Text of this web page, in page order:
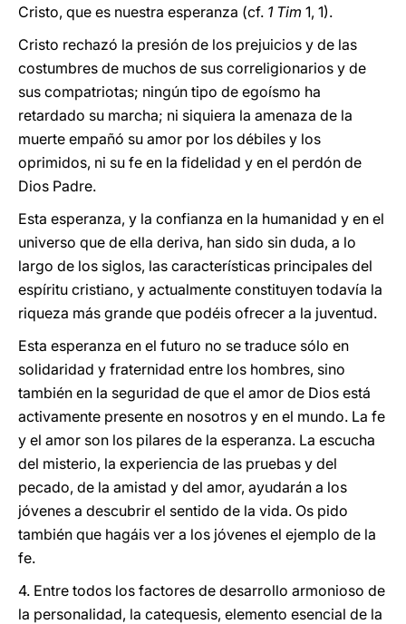
Cristo, que es nuestra esperanza (cf. 1 Tim 1, 1).
Cristo rechazó la presión de los prejuicios y de las
costumbres de muchos de sus correligionarios y de
sus compatriotas; ningún tipo de egoísmo ha
retardado su marcha; ni siquiera la amenaza de la
muerte empañó su amor por los débiles y los
oprimidos, ni su fe en la fidelidad y en el perdón de
Dios Padre.
Esta esperanza, y la confianza en la humanidad y en el
universo que de ella deriva, han sido sin duda, a lo
largo de los siglos, las características principales del
espíritu cristiano, y actualmente constituyen todavía la
riqueza más grande que podéis ofrecer a la juventud.
Esta esperanza en el futuro no se traduce sólo en
solidaridad y fraternidad entre los hombres, sino
también en la seguridad de que el amor de Dios está
activamente presente en nosotros y en el mundo. La fe
y el amor son los pilares de la esperanza. La escucha
del misterio, la experiencia de las pruebas y del
pecado, de la amistad y del amor, ayudarán a los
jóvenes a descubrir el sentido de la vida. Os pido
también que hagáis ver a los jóvenes el ejemplo de la
fe.
4. Entre todos los factores de desarrollo armonioso de
la personalidad, la catequesis, elemento esencial de la